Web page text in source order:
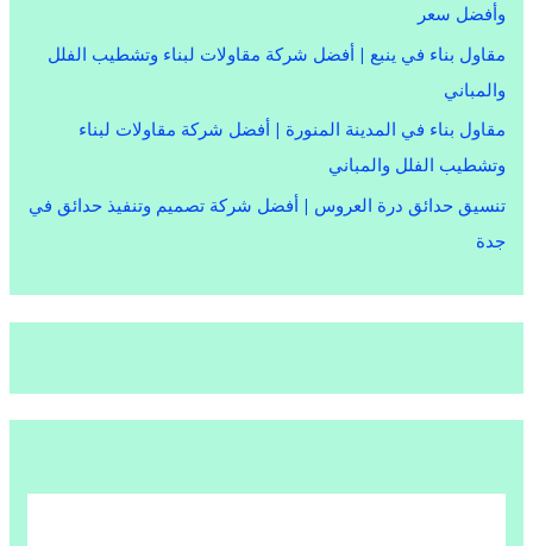
وأفضل سعر
مقاول بناء في ينبع | أفضل شركة مقاولات لبناء وتشطيب الفلل
والمباني
مقاول بناء في المدينة المنورة | أفضل شركة مقاولات لبناء
وتشطيب الفلل والمباني
تنسيق حدائق درة العروس | أفضل شركة تصميم وتنفيذ حدائق في
جدة